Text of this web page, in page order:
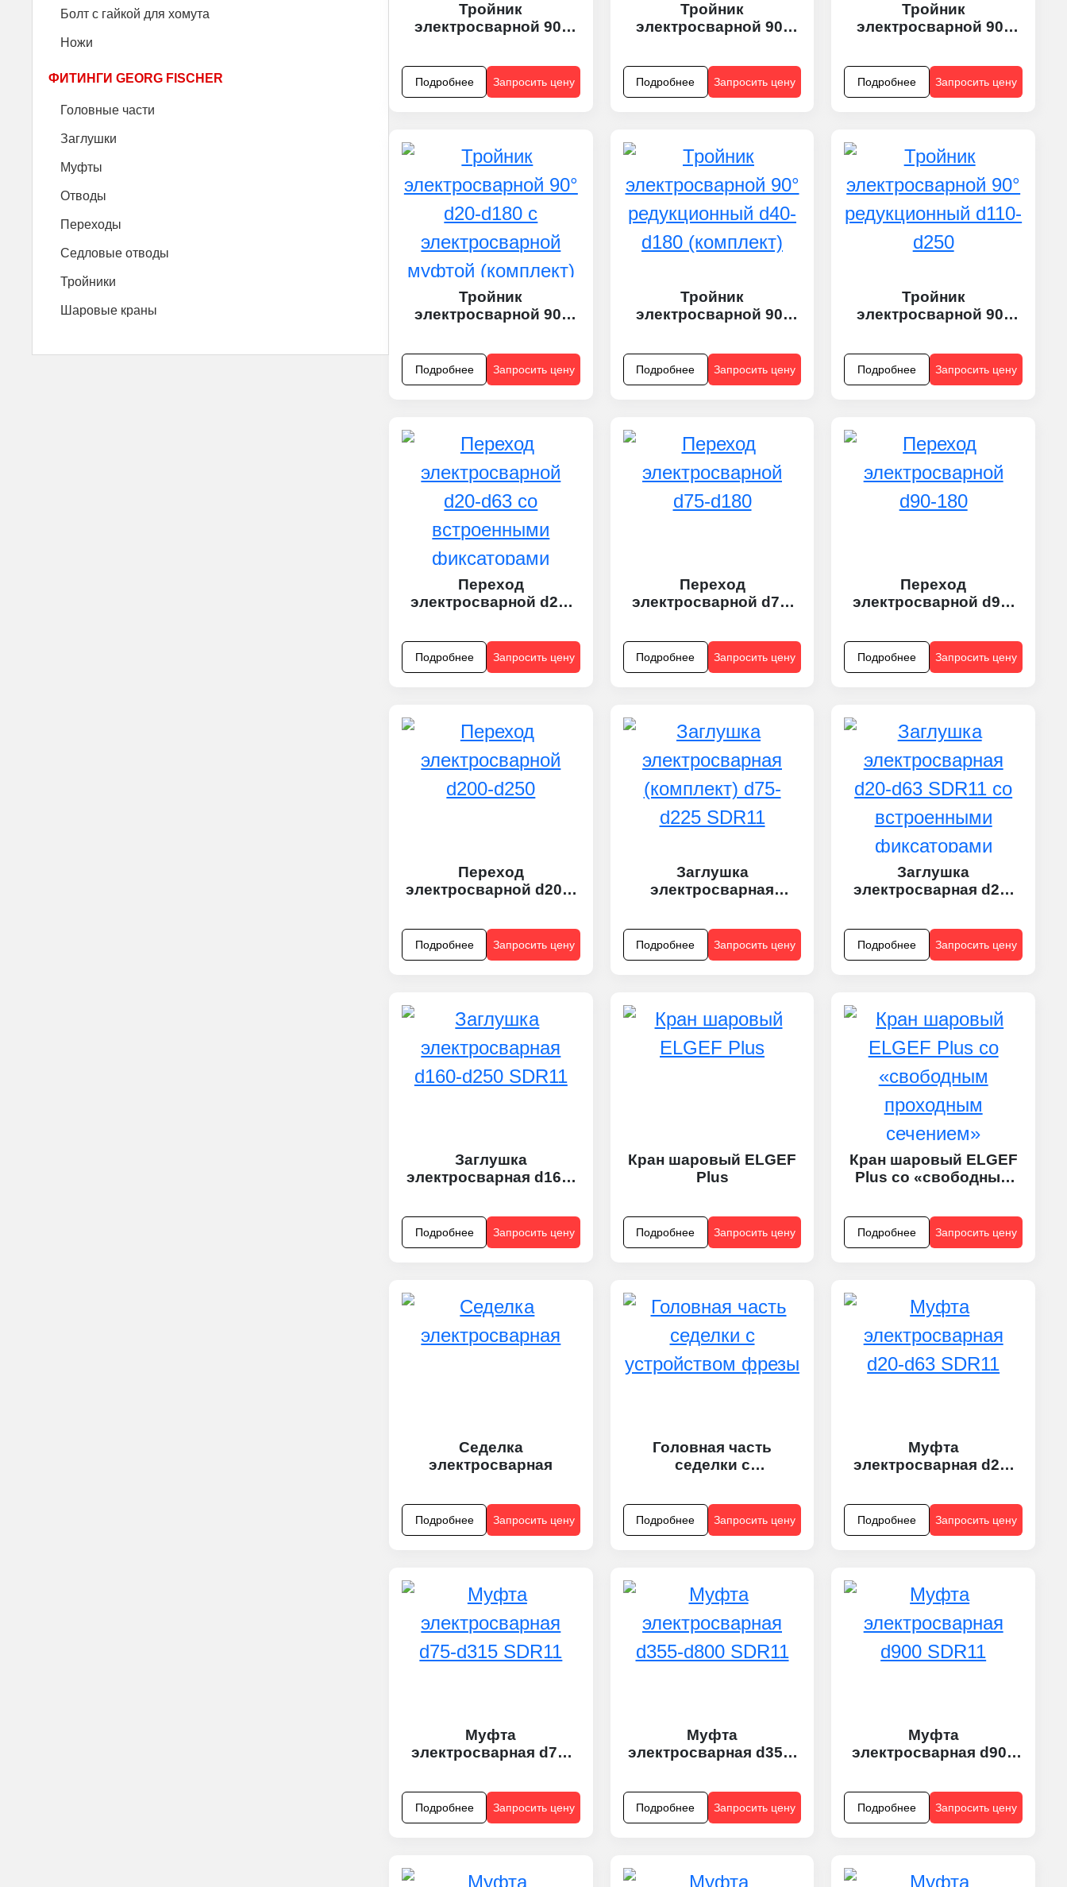
Болт с гайкой для хомута
Ножи
ФИТИНГИ GEORG FISCHER
Головные части
Заглушки
Муфты
Отводы
Переходы
Седловые отводы
Тройники
Шаровые краны
Тройник
электросварной 90°
фиксаторами
Подробнее Запросить цену
Тройник
электросварной 90°
Подробнее Запросить цену
Тройник
электросварной 90°
Подробнее Запросить цену
Тройник
электросварной 90°
муфтой (комплект)
равносторонний или
Подробнее Запросить цену
Тройник
электросварной 90°
Подробнее Запросить цену
Тройник
электросварной 90°
Подробнее Запросить цену
Переход
электросварной d20-
Подробнее Запросить цену
Переход
электросварной d75-
Подробнее Запросить цену
Переход
электросварной d90-
Подробнее Запросить цену
Переход
электросварной d200-
Подробнее Запросить цену
Заглушка
электросварная
Подробнее Запросить цену
Заглушка
электросварная d20-
фиксаторами
Подробнее Запросить цену
Заглушка
электросварная d160-
Подробнее Запросить цену
Кран шаровый ELGEF
Plus
Подробнее Запросить цену
Кран шаровый ELGEF
Plus со «свободным
Подробнее Запросить цену
Седелка
электросварная
Подробнее Запросить цену
Головная часть
седелки с
Подробнее Запросить цену
Муфта
электросварная d20-
Подробнее Запросить цену
Муфта
электросварная d75-
Подробнее Запросить цену
Муфта
электросварная d355-
Подробнее Запросить цену
Муфта
электросварная d900
Подробнее Запросить цену